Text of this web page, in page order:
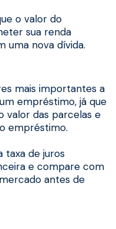
o valor do
sua renda
uma nova dívida.
mais importantes a
empréstimo, já que
valor das parcelas e
empréstimo.
taxa de juros
e compare com
antes de